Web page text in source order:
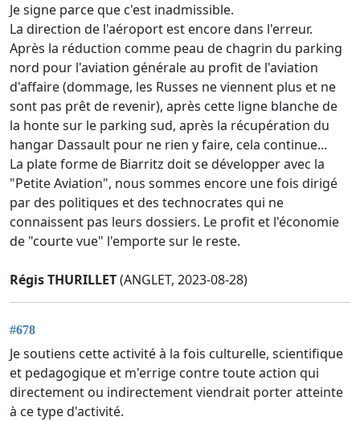
Je signe parce que c'est inadmissible.
La direction de l'aéroport est encore dans l'erreur.
Après la réduction comme peau de chagrin du parking
nord pour l'aviation générale au profit de l'aviation
d'affaire (dommage, les Russes ne viennent plus et ne
sont pas prêt de revenir), après cette ligne blanche de
la honte sur le parking sud, après la récupération du
hangar Dassault pour ne rien y faire, cela continue...
La plate forme de Biarritz doit se développer avec la
"Petite Aviation", nous sommes encore une fois dirigé
par des politiques et des technocrates qui ne
connaissent pas leurs dossiers. Le profit et l'économie
de "courte vue" l'emporte sur le reste.
Régis THURILLET(ANGLET, 2023-08-28)
#678
Je soutiens cette activité à la fois culturelle, scientifique
et pedagogique et m'errige contre toute action qui
directement ou indirectement viendrait porter atteinte
à ce type d'activité.